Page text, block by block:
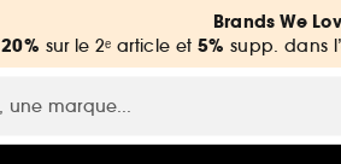
Brands We
20% sur le 2ᵉ article et 5% supp. dans